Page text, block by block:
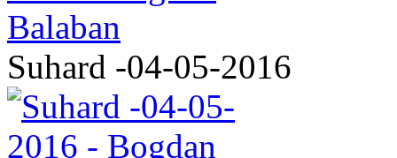
Suhard -04-05-2016